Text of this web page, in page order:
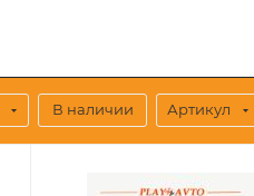
В наличии Артикул